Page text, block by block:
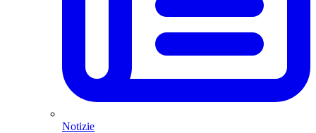
Notizie